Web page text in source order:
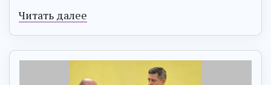
Читать далее